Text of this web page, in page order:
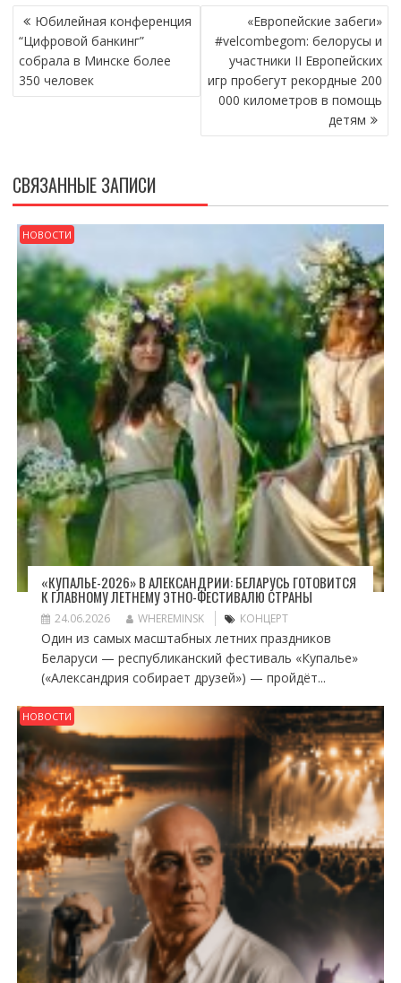
НАВИГАЦИЯ
ПО
ЗАПИСЯМ
Юбилейная конференция
“Цифровой банкинг”
собрала в Минске более
350 человек
«Европейские забеги»
#velcombegom: белорусы и
участники II Европейских
игр пробегут рекордные 200
000 километров в помощь
детям
СВЯЗАННЫЕ ЗАПИСИ
НОВОСТИ
«КУПАЛЬЕ-2026» В АЛЕКСАНДРИИ: БЕЛАРУСЬ ГОТОВИТСЯ
К ГЛАВНОМУ ЛЕТНЕМУ ЭТНО-ФЕСТИВАЛЮ СТРАНЫ
24.06.2026 WHEREMINSK КОНЦЕРТ
Один из самых масштабных летних праздников
Беларуси — республиканский фестиваль «Купалье»
(«Александрия собирает друзей») — пройдёт...
НОВОСТИ